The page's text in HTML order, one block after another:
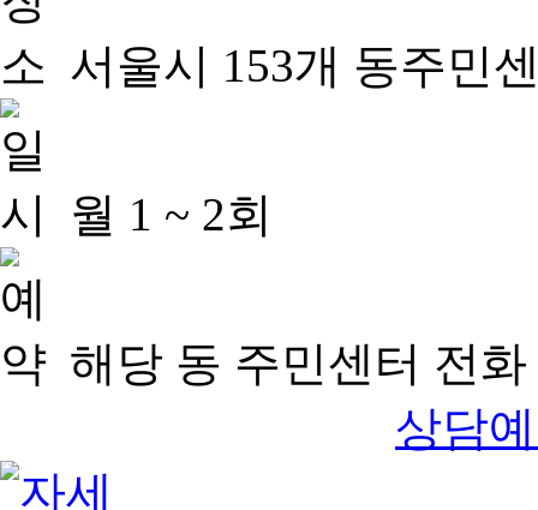
서울시 153개 동주민
월 1 ~ 2회
해당 동 주민센터 전
상담